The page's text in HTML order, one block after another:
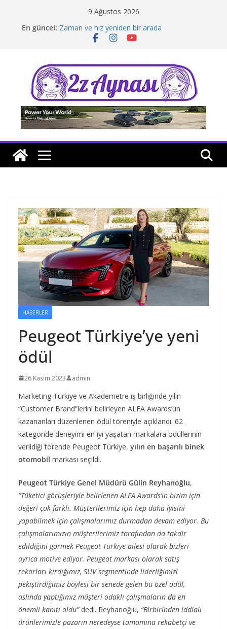
9 Ağustos 2026
En güncel: Zaman ve hız yeniden bir arada
Borusan Next Bodrum’da açıldı
Tatil rotasında test sürüşü
HABERLER
Peugeot Türkiye’ye yeni
ödül
26 Kasım 2023 admin
Marketing Türkiye ve Akademetre iş birliğinde yılın
“Customer Brand”lerini belirleyen ALFA Awards’un
kazananları düzenlenen ödül töreniyle açıklandı. 62
kategoride deneyimi en iyi yaşatan markalara ödüllerinin
verildiği törende Peugeot Türkiye, yılın en başarılı binek
otomobil markası seçildi.
Peugeot Türkiye Genel Müdürü Gülin Reyhanoğlu,
“Tüketici görüşleriyle belirlenen ALFA Awards’ın bizim için
değeri çok farklı. Müşterilerimiz için hep daha iyisini
yapabilmek için çalışmalarımız durmadan devam ediyor. Bu
çalışmalarımızın müşterilerimiz tarafından da takdir
edildiğini görmek Peugeot Türkiye ailesi olarak bizleri
ayrıca motive ediyor. Peugeot markası olarak satış
rekorları kırdığımız, SUV segmentinde liderliğimizi
pekiştirdiğimiz böylesi bir senede gelen bu özel ödül,
aslında yaptığımız müşteri odaklı çalışmaların da en
önemli kanıtı oldu” dedi. Reyhanoğlu, “Birbirinden iddialı
ürünlerimizle pazarın neredeyse tamamına rekabetçi ve